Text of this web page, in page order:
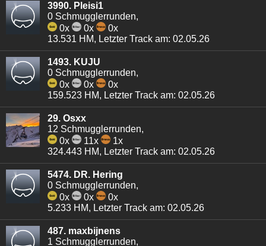
3990. Pleisi1
0 Schmugglerrunden,
0x
0x
0x
13.531 HM, Letzter Track am: 02.05.26
1493. KUJU
0 Schmugglerrunden,
0x
0x
0x
159.523 HM, Letzter Track am: 02.05.26
29. Osxx
12 Schmugglerrunden,
0x
11x
1x
324.443 HM, Letzter Track am: 02.05.26
5474. DR. Hering
0 Schmugglerrunden,
0x
0x
0x
5.233 HM, Letzter Track am: 02.05.26
487. maxbijnens
1 Schmugglerrunden,